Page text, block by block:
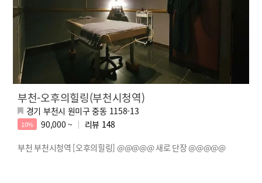
부천-오후의힐링(부천시청역)
경기 부천시 원미구 중동 1158-13
10% 90,000 ~ 리뷰 148
부천 부천시청역 [오후의힐링] @@@@@ 새로 단장 @@@@@